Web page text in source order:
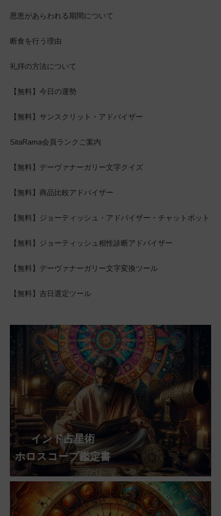
恩恵があらわれる期間について
断食を行う理由
礼拝の方法について
【無料】今日の運勢
【無料】サンスクリット・アドバイザー
SitaRama会員ランクご案内
【無料】デーヴァナーガリー文字クイズ
【無料】商品比較アドバイザー
【無料】ジョーティッシュ・アドバイザー・チャットボット
【無料】ジョーティッシュ相性診断アドバイザー
【無料】デーヴァナーガリー文字変換ツール
【無料】吉日選定ツール
インド占星術
ホロスコープ鑑定書